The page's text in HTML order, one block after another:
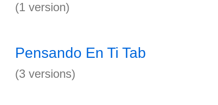
(1 version)
Pensando En Ti Tab
(3 versions)